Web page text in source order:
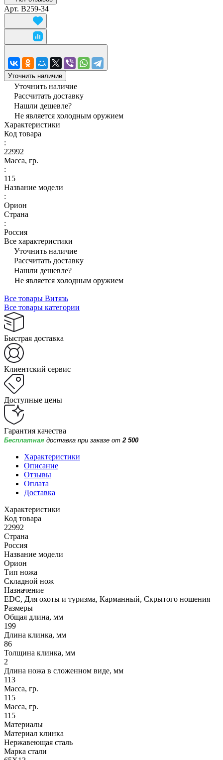
Арт. B259-34
Уточнить наличие
Уточнить наличие
Рассчитать доставку
Нашли дешевле?
Не является холодным оружием
Характеристики
Код товара
:
22992
Масса, гр.
:
115
Название модели
:
Орион
Страна
:
Россия
Все характеристики
Уточнить наличие
Рассчитать доставку
Нашли дешевле?
Не является холодным оружием
Все товары Витязь
Все товары категории
Быстрая доставка
Клиентский сервис
Доступные цены
Гарантия качества
Бесплатная доставка при заказе от 2 500
Характеристики
Описание
Отзывы
Оплата
Доставка
Характеристики
Код товара
22992
Страна
Россия
Название модели
Орион
Тип ножа
Складной нож
Назначение
EDC, Для охоты и туризма, Карманный, Скрытого ношения
Размеры
Общая длина, мм
199
Длина клинка, мм
86
Толщина клинка, мм
2
Длина ножа в сложенном виде, мм
113
Масса, гр.
115
Масса, гр.
115
Материалы
Материал клинка
Нержавеющая сталь
Марка стали